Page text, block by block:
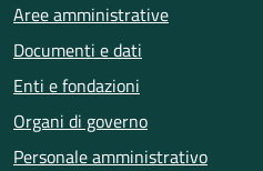
Aree amministrative
Documenti e dati
Enti e fondazioni
Organi di governo
Personale amministrativo